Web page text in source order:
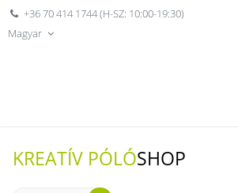
+36 70 414 1744 (H-SZ: 10:00-19:30)
Magyar
KREATÍV PÓLÓSHOP